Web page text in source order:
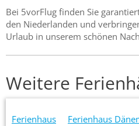
Bei 5vorFlug finden Sie
den Niederlanden und
Urlaub in unserem schönen
Weitere
Ferienhaus
Ferienhaus